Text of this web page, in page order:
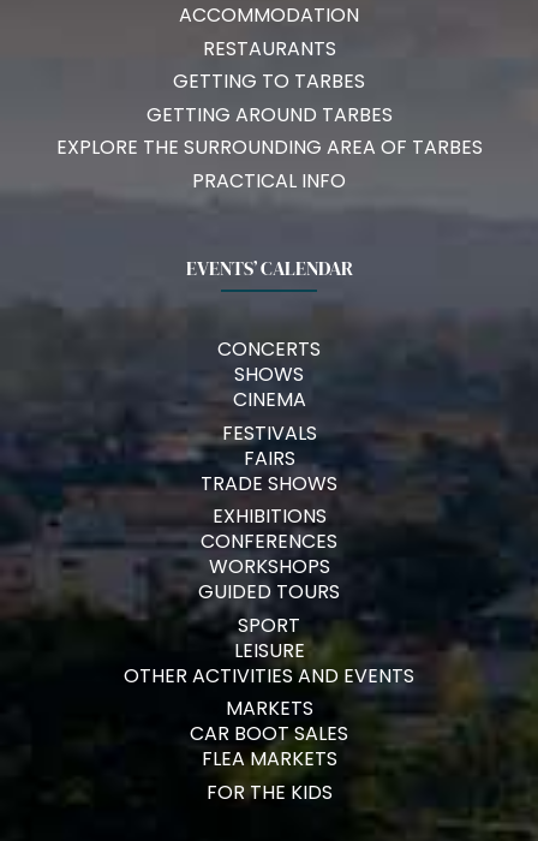
ACCOMMODATION
RESTAURANTS
GETTING TO TARBES
GETTING AROUND TARBES
EXPLORE THE SURROUNDING AREA OF TARBES
PRACTICAL INFO
EVENTS’ CALENDAR
CONCERTS
SHOWS
CINEMA
FESTIVALS
FAIRS
TRADE SHOWS
EXHIBITIONS
CONFERENCES
WORKSHOPS
GUIDED TOURS
SPORT
LEISURE
OTHER ACTIVITIES AND EVENTS
MARKETS
CAR BOOT SALES
FLEA MARKETS
FOR THE KIDS